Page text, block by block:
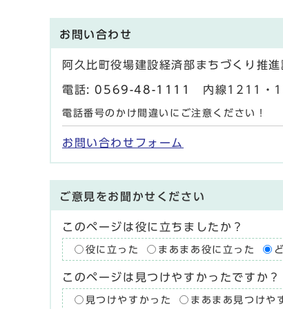
お問い合わせ
阿久比町役場建設経済部まちづくり推
電話: 0569-48-1111 内線1211・
電話番号のかけ間違いにご注意ください！
お問い合わせフォーム
ご意見をお聞かせください
このページは役に立ちましたか？
役に立った まあまあ役に立った
このページは見つけやすかったですか？
見つけやすかった まあまあ見つけや